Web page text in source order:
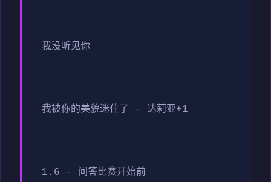
我没听见你
我被你的美貌迷住了 - 达莉亚+1
1.6 - 问答比赛开始前